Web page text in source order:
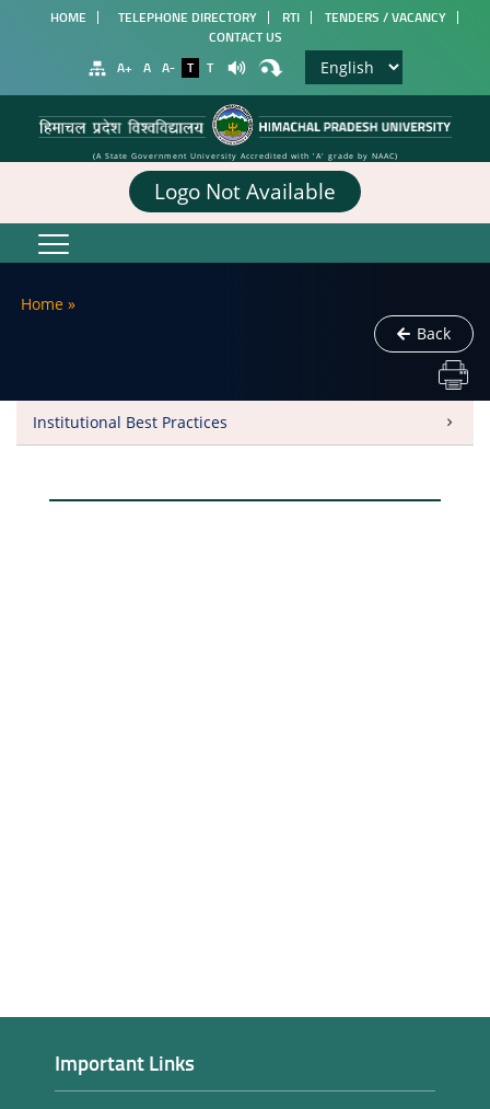
HOME TELEPHONE DIRECTORY RTI
TENDERS / VACANCY
CONTACT US
A+
A A- T T
(A State Government University Accredited with 'A' grade by NAAC)
Logo Not Available
Home »
Back
Institutional Best Practices
Important Links